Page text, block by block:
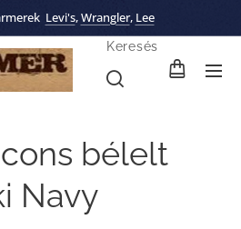
Levi's,Wrangler, Lee
Keresés
bélelt
Navy